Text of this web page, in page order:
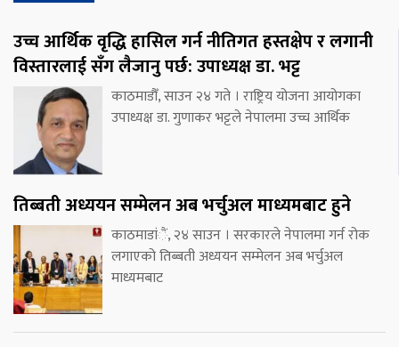
उच्च आर्थिक वृद्धि हासिल गर्न नीतिगत हस्तक्षेप र लगानी
विस्तारलाई सँग लैजानु पर्छ: उपाध्यक्ष डा. भट्ट
काठमाडौँ, साउन २४ गते । राष्ट्रिय योजना आयोगका
उपाध्यक्ष डा. गुणाकर भट्टले नेपालमा उच्च आर्थिक
तिब्बती अध्ययन सम्मेलन अब भर्चुअल माध्यमबाट हुने
काठमाडांैं, २४ साउन । सरकारले नेपालमा गर्न रोक
लगाएको तिब्बती अध्ययन सम्मेलन अब भर्चुअल
माध्यमबाट